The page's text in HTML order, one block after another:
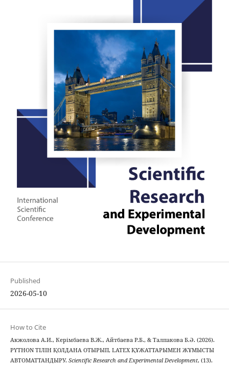
Published
2026-05-10
How to Cite
Акжолова А.И., Керімбаева В.Ж., Айтбаева Р.Б., & Талпакова Б.Ә. (2026).
PYTHON ТІЛІН ҚОЛДАНА ОТЫРЫП, LATEX ҚҰЖАТТАРЫМЕН ЖҰМЫСТЫ
АВТОМАТТАНДЫРУ. Scientific Research and Experimental Development, (13).